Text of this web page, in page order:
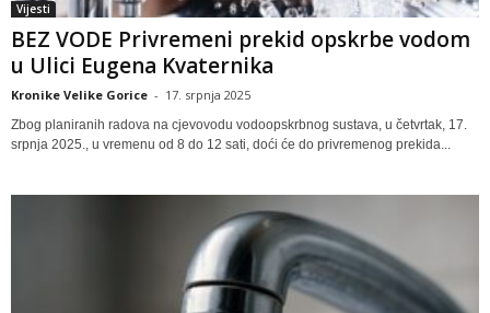
Vijesti
BEZ VODE Privremeni prekid opskrbe vodom
u Ulici Eugena Kvaternika
Kronike Velike Gorice - 17. srpnja 2025
Zbog planiranih radova na cjevovodu vodoopskrbnog sustava, u četvrtak, 17.
srpnja 2025., u vremenu od 8 do 12 sati, doći će do privremenog prekida...